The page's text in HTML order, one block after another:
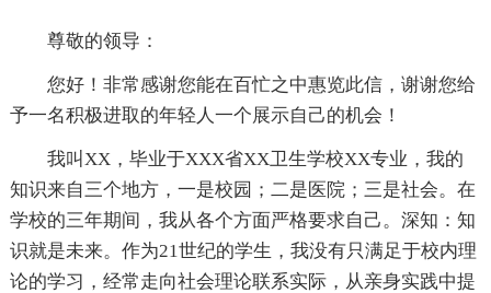
尊敬的领导：
您好！非常感谢您能在百忙之中惠览此信，谢谢您给
予一名积极进取的年轻人一个展示自己的机会！
我叫XX，毕业于XXX省XX卫生学校XX专业，我的
知识来自三个地方，一是校园；二是医院；三是社会。在
学校的三年期间，我从各个方面严格要求自己。深知：知
识就是未来。作为21世纪的学生，我没有只满足于校内理
论的学习，经常走向社会理论联系实际，从亲身实践中提